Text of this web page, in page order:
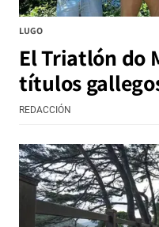
LUGO
El Triatlón do
títulos
REDACCIÓN